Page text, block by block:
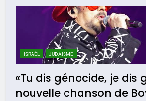
ISRAÉL JUDAISME
«Tu dis génocide, je dis
nouvelle chanson de